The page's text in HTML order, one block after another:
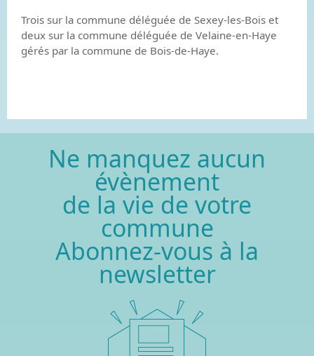
Trois sur la commune déléguée de Sexey-les-Bois et
deux sur la commune déléguée de Velaine-en-Haye
gérés par la commune de Bois-de-Haye.
Ne manquez aucun
évènement
de la vie de votre
commune
Abonnez-vous à la
newsletter